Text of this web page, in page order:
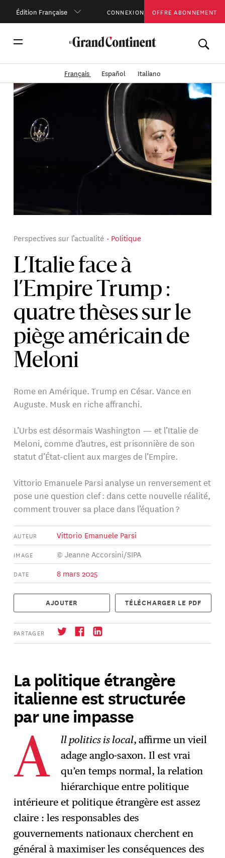
Édition Française CONNEXION OFFRE ABONNEMENT
Français Español Italiano
L’Italie face à
l’Empire Trump :
quatre thèses sur le
piège américain de
Meloni
Perspectives sur l’actualité Politique
Rome en Amérique. Trump en César. Vance en
Auguste. Musk en riche affranchi.
L’Urbs est désormais Washington — et l’Italie de
Meloni, comme d’autres, est prisonnière de son
statut d’État-client aux marges de l’Empire.
Vittorio Emanuele Parsi analyse un renversement et
pose une question clef : dans cette nouvelle réalité,
comment trouver sa place dans l’équation ?
AUTEUR Vittorio Emanuele Parsi
IMAGE © Jeanne Accorsini/SIPA
DATE 8 mars 2025
AJOUTER TÉLÉCHARGER LE PDF
PARTAGER
→ S'abonner
La politique étrangère
italienne est structurée
par une impasse
A ll politics is local, affirme un vieil
adage anglo-saxon. Il est vrai
qu’en temps normal, la relation
hiérarchique entre politique
intérieure et politique étrangère est assez
claire : les responsables des
gouvernements nationaux cherchent en
général à maximiser les conséquences des